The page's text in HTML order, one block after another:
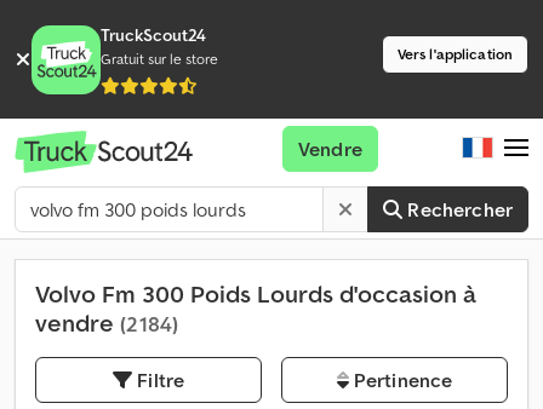
TruckScout24
Gratuit sur le store Vers l'application
Rechercher
Vendre
Volvo Fm 300 Poids Lourds d'occasion à
vendre (2 184)
Filtre Pertinence